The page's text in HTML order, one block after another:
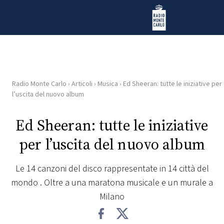
Radio Monte Carlo
HOME
RADIO
WEB
RADIO
PLAYLIST
Radio Monte Carlo › Articoli › Musica › Ed Sheeran: tutte le iniziative per
l’uscita del nuovo album
Ed Sheeran: tutte le iniziative
per l’uscita del nuovo album
Le 14 canzoni del disco rappresentate in 14 città del
mondo . Oltre a una maratona musicale e un murale a
Milano